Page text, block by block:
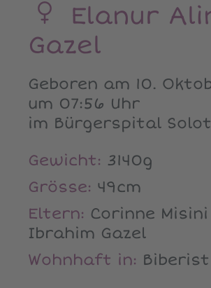
Elanur
Gazel
Geboren am 10.
um 07:56 Uhr
im Bürgerspital
Gewicht: 3140g
Grösse: 49cm
Eltern: Corinne
Ibrahim Gazel
Wohnhaft in: Biberist